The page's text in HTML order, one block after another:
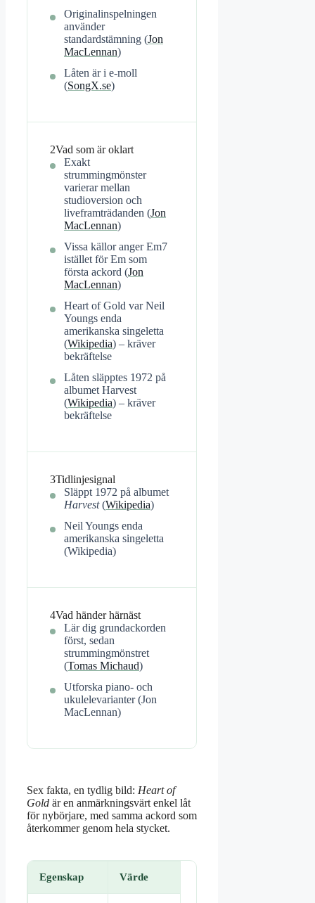
Originalinspelningen
använder
standardstämning (Jon
MacLennan)
Låten är i e-moll
(SongX.se)
2Vad som är oklart
Exakt
strummingmönster
varierar mellan
studioversion och
liveframträdanden (Jon
MacLennan)
Vissa källor anger Em7
istället för Em som
första ackord (Jon
MacLennan)
Heart of Gold var Neil
Youngs enda
amerikanska singeletta
(Wikipedia) – kräver
bekräftelse
Låten släpptes 1972 på
albumet Harvest
(Wikipedia) – kräver
bekräftelse
3Tidlinjesignal
Släppt 1972 på albumet
Harvest(Wikipedia)
Neil Youngs enda
amerikanska singeletta
(Wikipedia)
4Vad händer härnäst
Lär dig grundackorden
först, sedan
strummingmönstret
(Tomas Michaud)
Utforska piano- och
ukulelevarianter (Jon
MacLennan)
Sex fakta, en tydlig bild: Heart of
Gold är en anmärkningsvärt enkel låt
för nybörjare, med samma ackord som
återkommer genom hela stycket.
Egenskap Värde